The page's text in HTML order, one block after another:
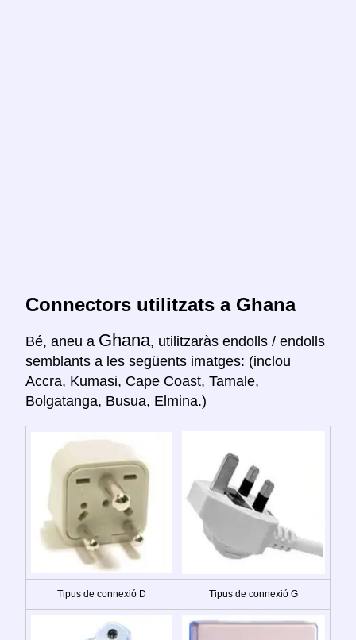
Connectors utilitzats a Ghana
Bé, aneu a Ghana, utilitzaràs endolls / endolls
semblants a les següents imatges: (inclou
Accra, Kumasi, Cape Coast, Tamale,
Bolgatanga, Busua, Elmina.)
Tipus de connexió D Tipus de connexió G